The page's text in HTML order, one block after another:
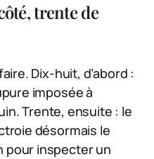
trente de
Dix-huit, d’abord :
imposée à
Trente, ensuite : le
désormais le
pour inspecter un